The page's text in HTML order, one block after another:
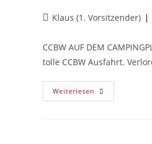
Klaus (1. Vorsitzender)
CCBW AUF DEM
tolle CCBW Ausfahrt.
Weiterlesen